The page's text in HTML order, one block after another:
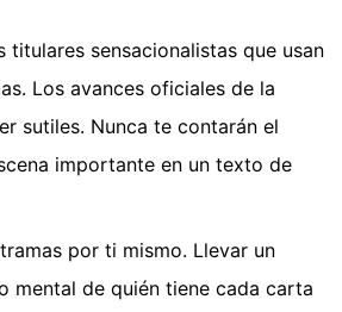
titulares sensacionalistas que usan
Los avances oficiales de la
sutiles. Nunca te contarán el
importante en un texto de
por ti mismo. Llevar un
mental de quién tiene cada carta